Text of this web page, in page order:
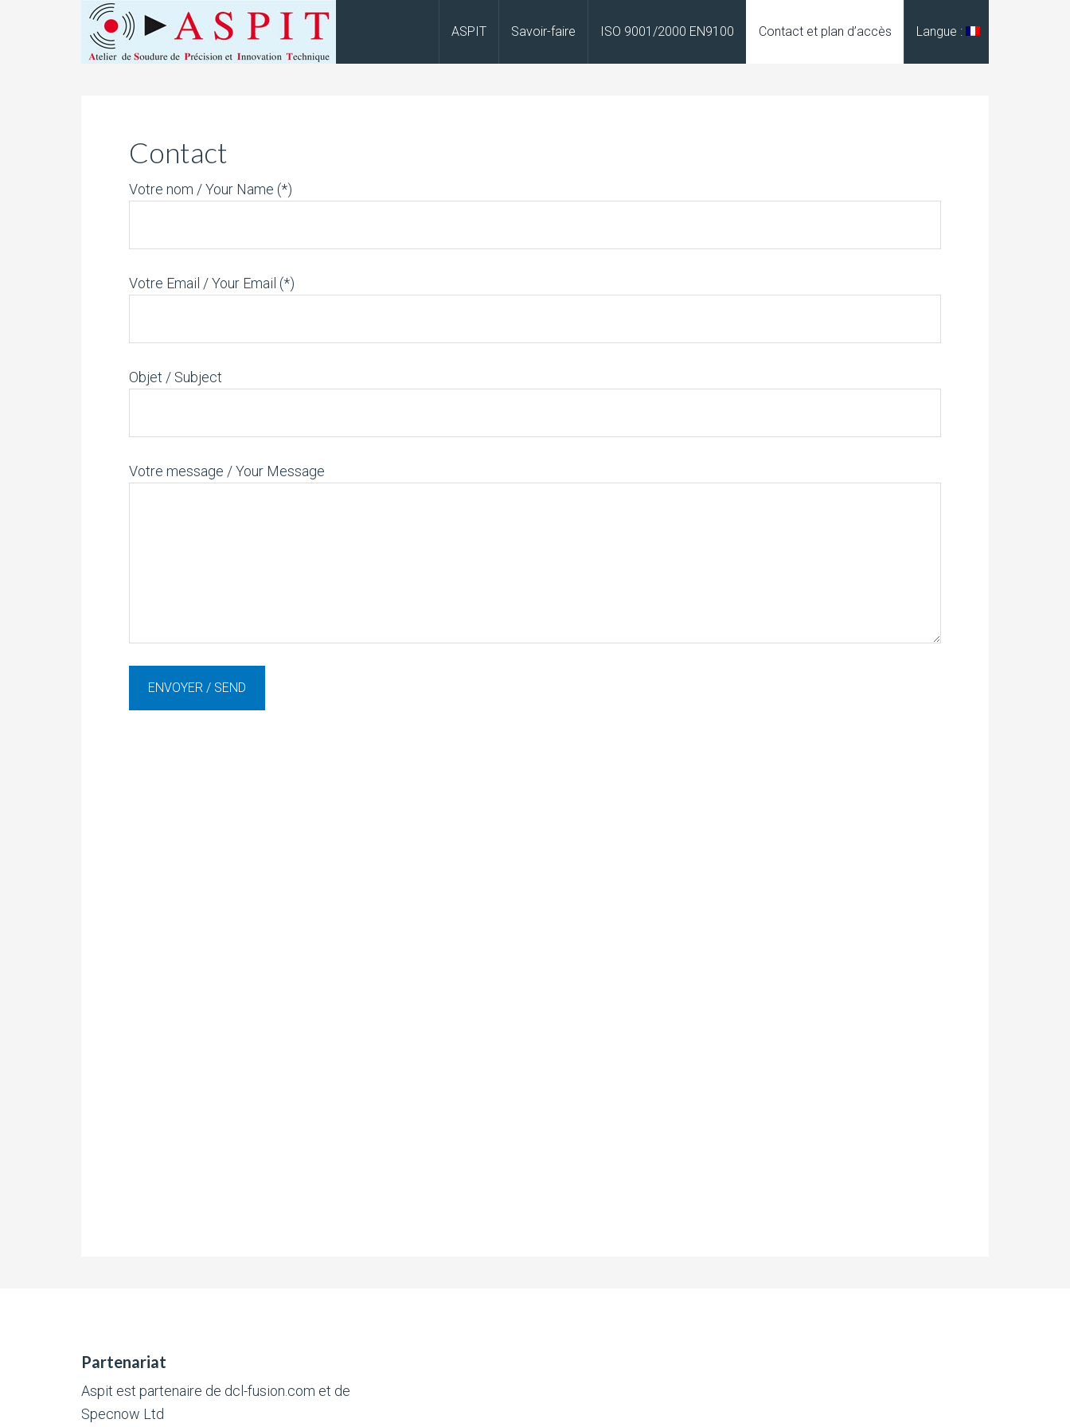
ASPIT Savoir-faire ISO 9001/2000 EN9100 Contact et plan d’accès Langue :
Contact
Votre nom / Your Name (*)
Votre Email / Your Email (*)
Objet / Subject
Votre message / Your Message
Partenariat
Aspit est partenaire de dcl-fusion.com et de
Specnow Ltd